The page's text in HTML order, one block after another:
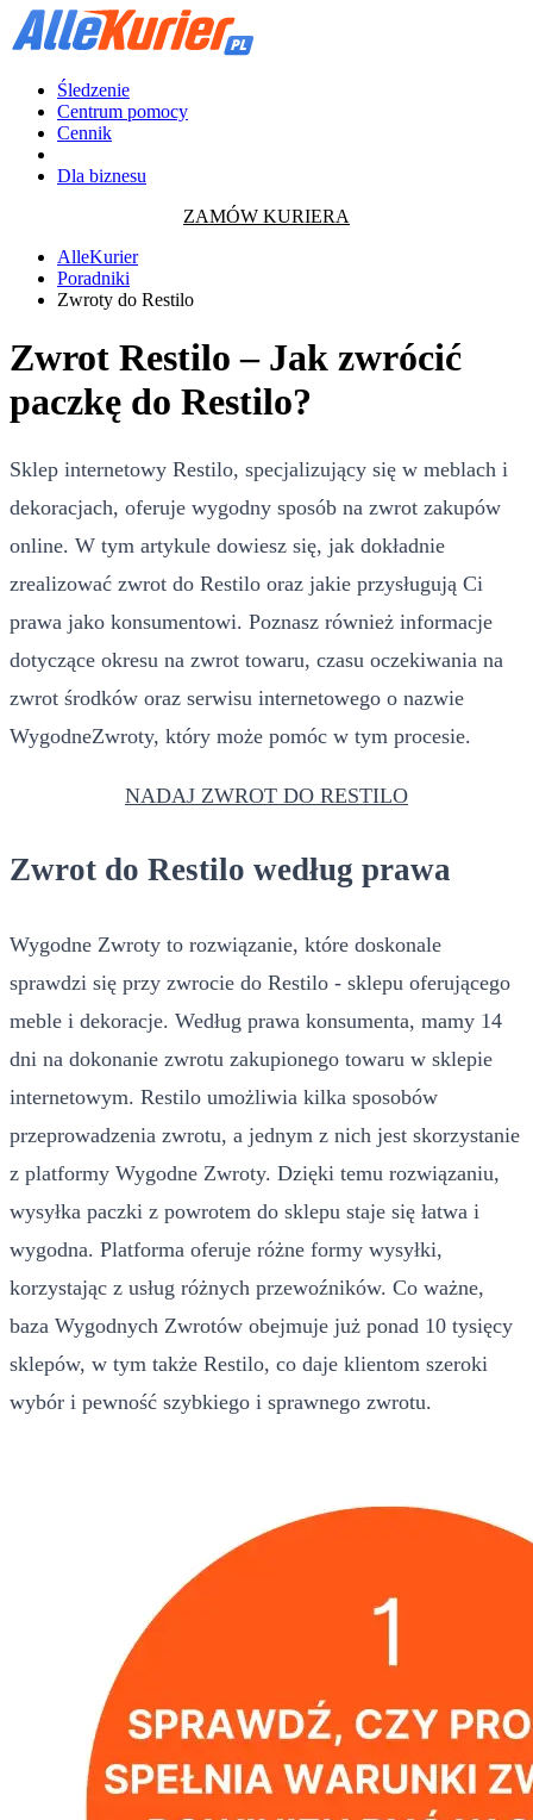
Śledzenie
Centrum pomocy
Cennik
Dla biznesu
ZAMÓW KURIERA
AlleKurier
Poradniki
Zwroty do Restilo
Zwrot Restilo – Jak zwrócić
paczkę do Restilo?
Sklep internetowy Restilo, specjalizujący się w meblach i
dekoracjach, oferuje wygodny sposób na zwrot zakupów
online. W tym artykule dowiesz się, jak dokładnie
zrealizować zwrot do Restilo oraz jakie przysługują Ci
prawa jako konsumentowi. Poznasz również informacje
dotyczące okresu na zwrot towaru, czasu oczekiwania na
zwrot środków oraz serwisu internetowego o nazwie
WygodneZwroty, który może pomóc w tym procesie.
NADAJ ZWROT DO RESTILO
Zwrot do Restilo według prawa
Wygodne Zwroty to rozwiązanie, które doskonale
sprawdzi się przy zwrocie do Restilo - sklepu oferującego
meble i dekoracje. Według prawa konsumenta, mamy 14
dni na dokonanie zwrotu zakupionego towaru w sklepie
internetowym. Restilo umożliwia kilka sposobów
przeprowadzenia zwrotu, a jednym z nich jest skorzystanie
z platformy Wygodne Zwroty. Dzięki temu rozwiązaniu,
wysyłka paczki z powrotem do sklepu staje się łatwa i
wygodna. Platforma oferuje różne formy wysyłki,
korzystając z usług różnych przewoźników. Co ważne,
baza Wygodnych Zwrotów obejmuje już ponad 10 tysięcy
sklepów, w tym także Restilo, co daje klientom szeroki
wybór i pewność szybkiego i sprawnego zwrotu.